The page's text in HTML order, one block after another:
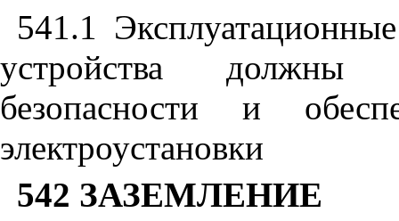
541.1
устройства должны
безопасности и
электроустановки
542 ЗАЗЕМЛЕНИЕ